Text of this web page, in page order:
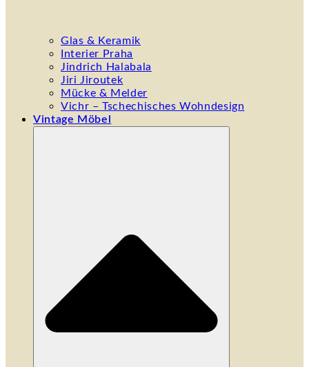
Glas & Keramik
Interier Praha
Jindrich Halabala
Jiri Jiroutek
Mücke & Melder
Vichr – Tschechisches Wohndesign
Vintage Möbel